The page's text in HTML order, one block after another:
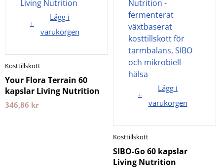
Lägg i
varukorgen
Kosttillskott
Your Flora Terrain 60
kapslar Living Nutrition
346,86 kr
Lägg i
varukorgen
Kosttillskott
SIBO-Go 60 kapslar
Living Nutrition